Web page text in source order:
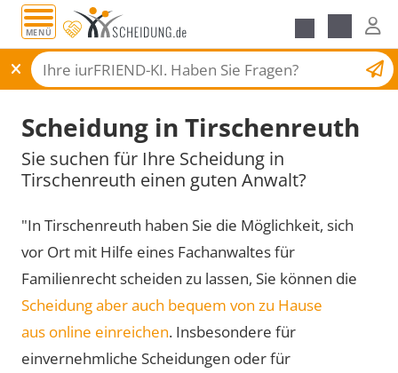
MENÜ
Scheidungsantrag
Scheidung in Tirschenreuth
Sie suchen für Ihre Scheidung in
Tirschenreuth einen guten Anwalt?
"In Tirschenreuth haben Sie die Möglichkeit, sich
vor Ort mit Hilfe eines Fachanwaltes für
Familienrecht scheiden zu lassen, Sie können die
Scheidung aber auch bequem von zu Hause
aus online einreichen. Insbesondere für
einvernehmliche Scheidungen oder für